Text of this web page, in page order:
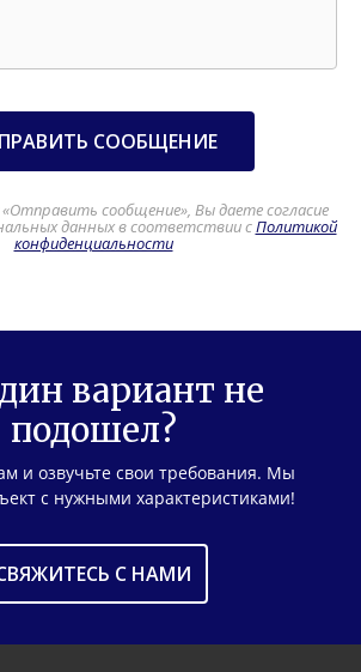
СООБЩЕНИЕ
сообщение», Вы даете согласие
данных в соответствии сПолитикой
конфиденциальности
вариант не
подошел?
и озвучьте свои требования. Мы
с нужными характеристиками!
С НАМИ